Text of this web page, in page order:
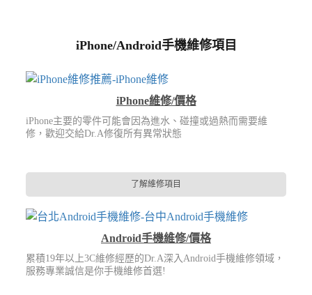
iPhone/Android手機維修項目
iPhone維修/價格
iPhone主要的零件可能會因為進水、碰撞或過熱而需要維
修，歡迎交給Dr.A修復所有異常狀態
了解維修項目
Android手機維修/價格
累積19年以上3C維修經歷的Dr.A深入Android手機維修領域，
服務專業誠信是你手機維修首選!